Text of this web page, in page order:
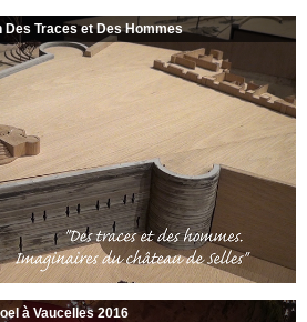
Des Traces et Des Hommes
à Vaucelles 2016